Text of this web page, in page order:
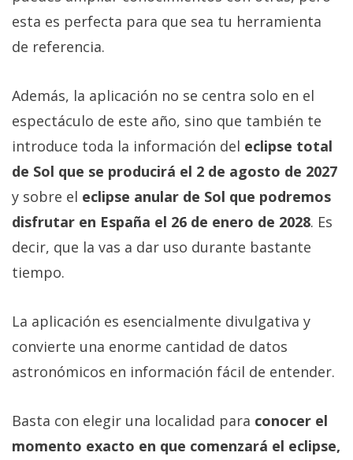
esta es perfecta para que sea tu herramienta
de referencia.
Además, la aplicación no se centra solo en el
espectáculo de este año, sino que también te
introduce toda la información del eclipse total
de Sol que se producirá el 2 de agosto de 2027
y sobre el eclipse anular de Sol que podremos
disfrutar en España el 26 de enero de 2028. Es
decir, que la vas a dar uso durante bastante
tiempo.
La aplicación es esencialmente divulgativa y
convierte una enorme cantidad de datos
astronómicos en información fácil de entender.
Basta con elegir una localidad para conocer el
momento exacto en que comenzará el eclipse,